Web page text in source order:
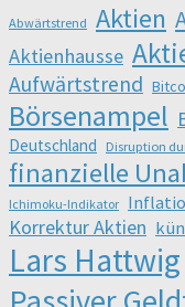
Abwärtstrend Aktien
Aktienhausse
Aufwärtstrend
Börsenampel
Deutschland Disruption
finanzielle
Ichimoku-Indikator
Korrektur Aktien
Lars Hattwig